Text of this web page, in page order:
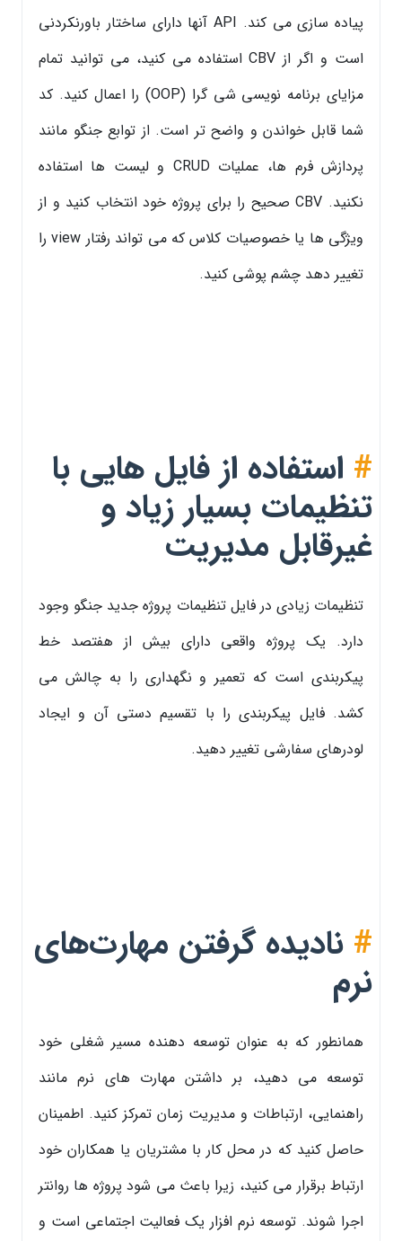
پیاده سازی می کند. API آنها دارای ساختار باورنکردنی
است و اگر از CBV استفاده می کنید، می توانید تمام
مزایای برنامه نویسی شی گرا (OOP) را اعمال کنید. کد
شما قابل خواندن و واضح تر است. از توابع جنگو مانند
پردازش فرم ها، عملیات CRUD و لیست ها استفاده
نکنید. CBV صحیح را برای پروژه خود انتخاب کنید و از
ویژگی ها یا خصوصیات کلاس که می تواند رفتار view را
تغییر دهد چشم پوشی کنید.
# استفاده از فایل هایی با
تنظیمات بسیار زیاد و
غیرقابل مدیریت
تنظیمات زیادی در فایل تنظیمات پروژه جدید جنگو وجود
دارد. یک پروژه واقعی دارای بیش از هفتصد خط
پیکربندی است که تعمیر و نگهداری را به چالش می
کشد. فایل پیکربندی را با تقسیم دستی آن و ایجاد
لودرهای سفارشی تغییر دهید.
# نادیده گرفتن مهارت‌های
نرم
همانطور که به عنوان توسعه دهنده مسیر شغلی خود
توسعه می دهید، بر داشتن مهارت های نرم مانند
راهنمایی، ارتباطات و مدیریت زمان تمرکز کنید. اطمینان
حاصل کنید که در محل کار با مشتریان یا همکاران خود
ارتباط برقرار می کنید، زیرا باعث می شود پروژه ها روانتر
اجرا شوند. توسعه نرم افزار یک فعالیت اجتماعی است و